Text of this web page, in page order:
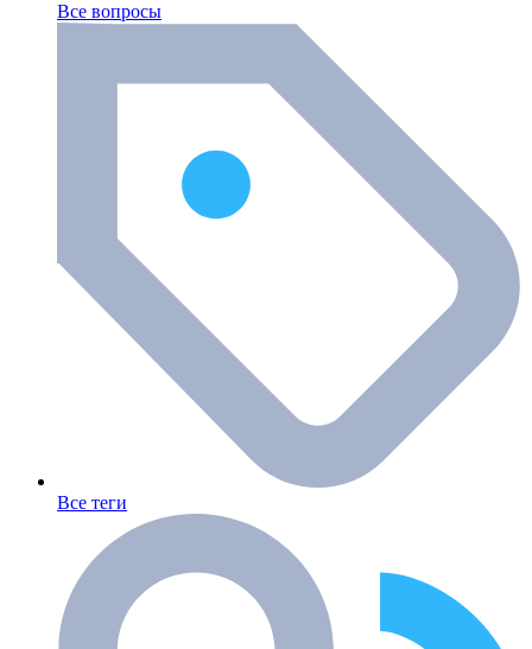
Все вопросы
Все теги